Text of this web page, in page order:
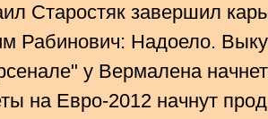
Старостяк завершил
Рабинович: Надоело.
у Вермалена
на Евро-2012 начнут